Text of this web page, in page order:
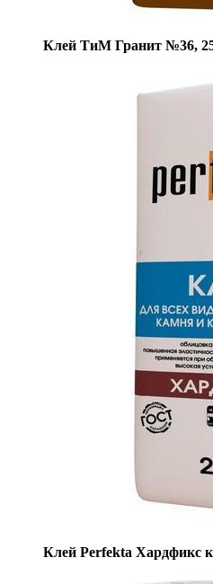
Клей ТиМ Гранит №36,
Клей Perfekta Хардфикс